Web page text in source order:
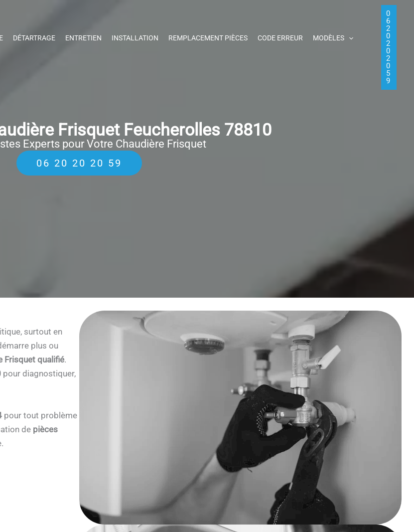
DÉTARTRAGE ENTRETIEN INSTALLATION REMPLACEMENT PIÈCES CODE ERREUR MODÈLES
0
6
2
0
2
0
2
0
5
9
Frisquet Feucherolles 78810
Experts pour Votre Chaudière Frisquet
06 20 20 20 59
surtout en
plus ou
Frisquet qualifié.
pour diagnostiquer,
pour tout problème
de pièces